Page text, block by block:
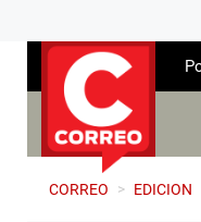
CORREO > EDICION